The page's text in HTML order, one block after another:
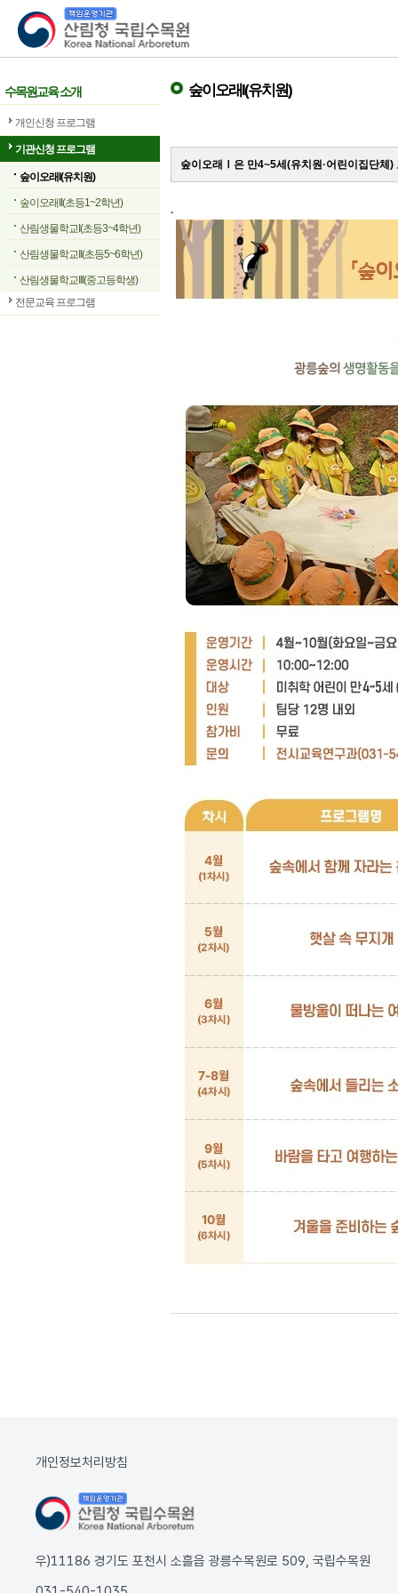
산림청 국립수목원
수목원교육 소개
개인신청 프로그램
기관신청 프로그램
숲이오래I(유치원)
숲이오래II(초등1~2학년)
산림생물학교I(초등3~4학년)
산림생물학교II(초등5~6학년)
산림생물학교III(중고등학생)
전문교육 프로그램
숲이오래I(유치원)
숲이오래Ⅰ은 만4~5세(유치원·어린이집단체)
.
개인정보처리방침
우)11186 경기도 포천시 소흘읍 광릉수목원로 509, 국립수목원